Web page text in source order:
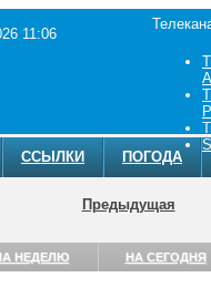
11:06
ССЫЛКИ ПОГОДА
Предыдущая
НЕДЕЛЮ НА СЕГОДНЯ